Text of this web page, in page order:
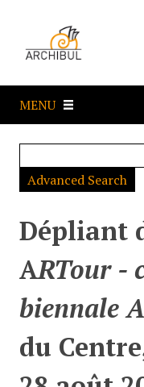
e
a
MENU
Advanced Search
Dépliant
ARTour -
biennale
du